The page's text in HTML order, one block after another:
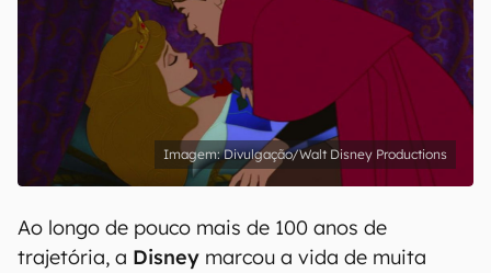
Divulgação/Walt Disney Productions
Ao longo de pouco mais de 100 anos de
trajetória, a Disney marcou a vida de muita